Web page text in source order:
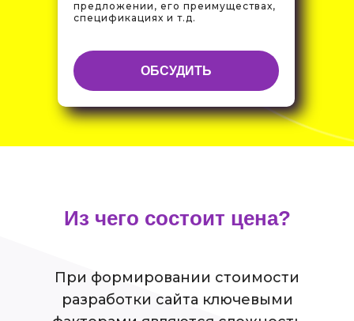
ОБСУДИТЬ
предложении, его преимуществах,
спецификациях и т.д.
Из чего состоит цена?
При формировании стоимости
разработки сайта ключевыми